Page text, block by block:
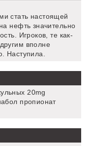
стать настоящей
нефть значительно
Игроков, те как-
вполне
Наступила.
20mg
пропионат